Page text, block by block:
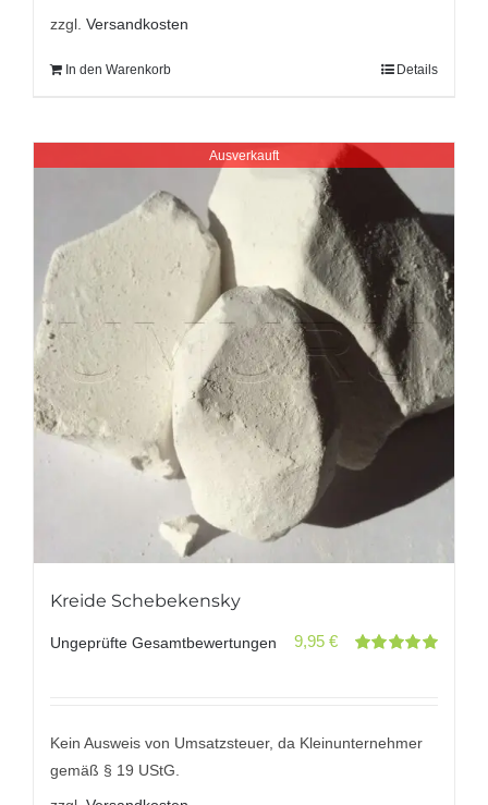
zzgl. Versandkosten
In den Warenkorb Details
Ausverkauft
Kreide Schebekensky
Ungeprüfte Gesamtbewertungen 9,95 €
Kein Ausweis von Umsatzsteuer, da Kleinunternehmer
gemäß § 19 UStG.